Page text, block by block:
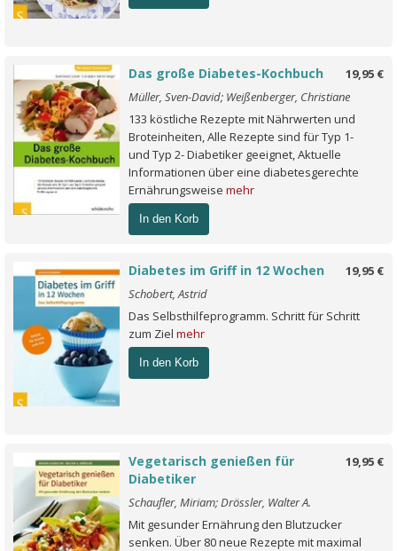
19,95 €
Das große Diabetes-Kochbuch
Müller, Sven-David; Weißenberger, Christiane
133 köstliche Rezepte mit Nährwerten und
Broteinheiten, Alle Rezepte sind für Typ 1-
und Typ 2- Diabetiker geeignet, Aktuelle
Informationen über eine diabetesgerechte
Ernährungsweise mehr
In den Korb
19,95 €
Diabetes im Griff in 12 Wochen
Schobert, Astrid
Das Selbsthilfeprogramm. Schritt für Schritt
zum Ziel mehr
In den Korb
19,95 €
Vegetarisch genießen für
Diabetiker
Schaufler, Miriam; Drössler, Walter A.
Mit gesunder Ernährung den Blutzucker
senken. Über 80 neue Rezepte mit maximal